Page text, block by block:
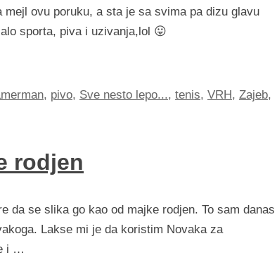
ovu poruku, a sta je sa svima pa dizu glavu
sporta, piva i uzivanja,lol 😛
, pivo, Sve nesto lepo..., tenis, VRH, Zajeb,
rodjen
da se slika go kao od majke rodjen. To sam danas
Lakse mi je da koristim Novaka za
i …